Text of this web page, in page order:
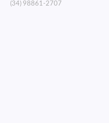
(34) 98861-2707